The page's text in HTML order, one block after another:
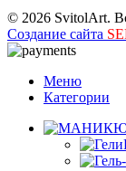
© 2026 SvitolArt.
Создание сайта
Меню
Категории